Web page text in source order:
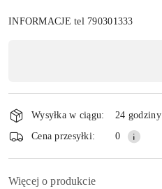
INFORMACJE tel 790301333
płatność
i
dostawaWysyłka w ciągu:
24 godziny
Cena przesyłki:
0
Więcej o produkcie